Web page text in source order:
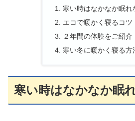
寒い時はなかなか眠れ
エコで暖かく寝るコツ
２年間の体験をご紹介
寒い冬に暖かく寝る方
寒い時はなかなか眠